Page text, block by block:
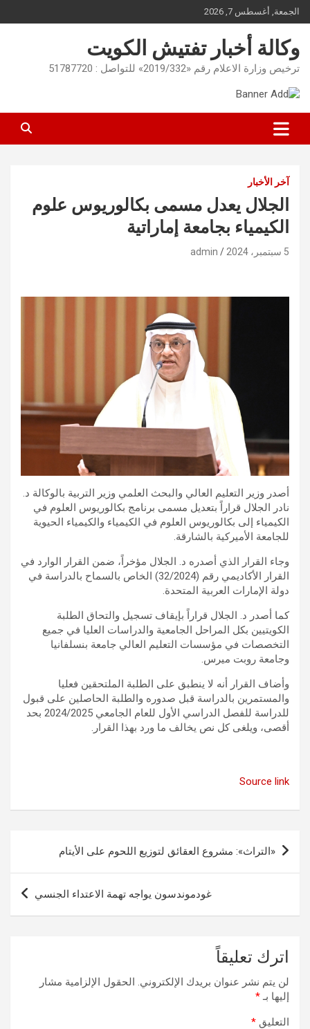
Skip
to
content
الجمعة, أغسطس 7, 2026
وكالة أخبار تفتيش الكويت
ترخيص وزارة الاعلام رقم «2019/332» للتواصل : 51787720
آخر الأخبار
الجلال يعدل مسمى بكالوريوس علوم
الكيمياء بجامعة إماراتية
5 سبتمبر، 2024 admin
أصدر وزير التعليم العالي والبحث العلمي وزير التربية بالوكالة د.
نادر الجلال قراراً بتعديل مسمى برنامج بكالوريوس العلوم في
الكيمياء إلى بكالوريوس العلوم في الكيمياء والكيمياء الحيوية
للجامعة الأميركية بالشارقة.
وجاء القرار الذي أصدره د. الجلال مؤخراً، ضمن القرار الوارد في
القرار الأكاديمي رقم (32/2024) الخاص بالسماح بالدراسة في
دولة الإمارات العربية المتحدة.
كما أصدر د. الجلال قراراً بإيقاف تسجيل والتحاق الطلبة
الكويتيين بكل المراحل الجامعية والدراسات العليا في جميع
التخصصات في مؤسسات التعليم العالي جامعة بنسلفانيا
وجامعة روبت ميرس.
وأضاف القرار أنه لا ينطبق على الطلبة الملتحقين فعليا
والمستمرين بالدراسة قبل صدوره والطلبة الحاصلين على قبول
للدراسة للفصل الدراسي الأول للعام الجامعي 2024/2025 بحد
أقصى، ويلغى كل نص يخالف ما ورد بهذا القرار.
Source link
تصفّح
المقالات
«التراث»: مشروع العقائق لتوزيع اللحوم على الأيتام
غودموندسون يواجه تهمة الاعتداء الجنسي
اترك تعليقاً
لن يتم نشر عنوان بريدك الإلكتروني. الحقول الإلزامية مشار
إليها بـ*
التعليق *